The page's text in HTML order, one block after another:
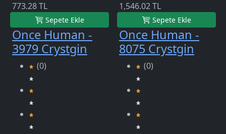
773.28 TL
Sepete Ekle
1,546.02 TL
Sepete Ekle
Once Human -
3979 Crystgin
(0)
Once Human -
8075 Crystgin
(0)